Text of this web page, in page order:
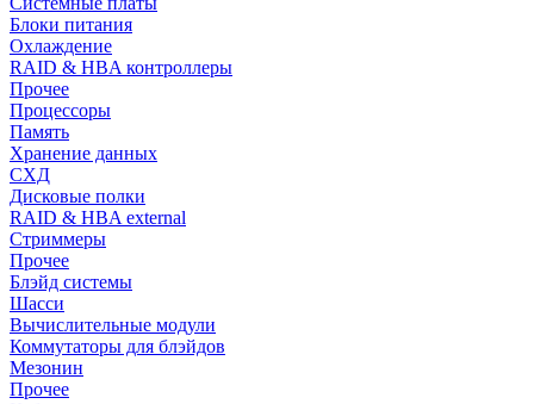
Блоки питания
Охлаждение
RAID & HBA контроллеры
Прочее
Процессоры
Память
Хранение данных
СХД
Дисковые полки
RAID & HBA external
Стриммеры
Прочее
Блэйд системы
Шасси
Вычислительные модули
Коммутаторы для блэйдов
Мезонин
Прочее